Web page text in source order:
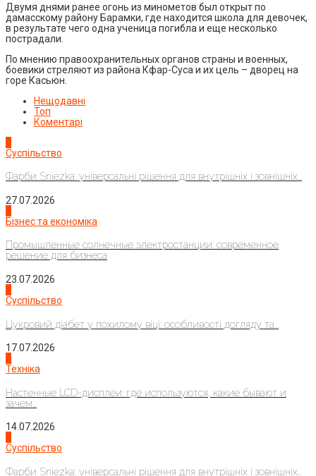
Двумя днями ранее огонь из минометов был открыт по
дамасскому району Барамки, где находится школа для девочек,
в результате чего одна ученица погибла и еще несколько
пострадали.
По мнению правоохранительных органов страны и военных,
боевики стреляют из района Кфар-Суса и их цель – дворец на
горе Касьюн.
Нещодавні
Топ
Коментарі
Суспільство
Фарби Sniezka: універсальні рішення для внутрішніх і зовнішніх...
27.07.2026
Бізнес та економіка
Промышленные солнечные электростанции: современное
решение для бизнеса
23.07.2026
Суспільство
Цукровий діабет у похилому віці: особливості догляду та...
17.07.2026
Техніка
Настенные LCD-дисплеи: где используются, какие бывают и
зачем...
14.07.2026
Суспільство
Фарби Sniezka: універсальні рішення для внутрішніх і зовнішніх...